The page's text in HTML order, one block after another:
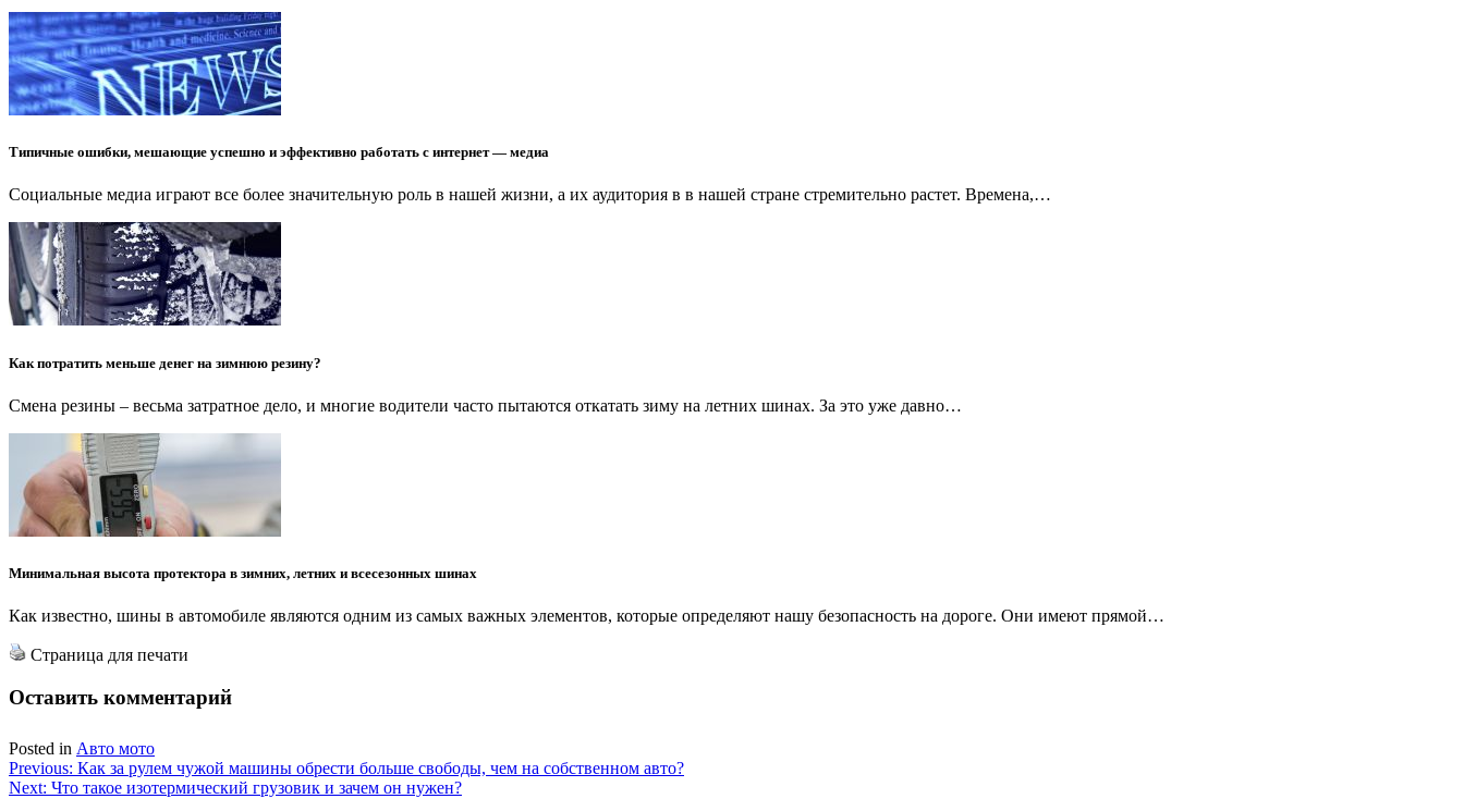
Типичные ошибки, мешающие успешно и эффективно работать с интернет — медиа
Социальные медиа играют все более значительную роль в нашей жизни, а их аудитория в в нашей стране стремительно растет. Времена,…
Как потратить меньше денег на зимнюю резину?
Смена резины – весьма затратное дело, и многие водители часто пытаются откатать зиму на летних шинах. За это уже давно…
Минимальная высота протектора в зимних, летних и всесезонных шинах
Как известно, шины в автомобиле являются одним из самых важных элементов, которые определяют нашу безопасность на дороге. Они имеют прямой…
Страница для печати
Оставить комментарий
Posted in Авто мото
Навигация
по
Previous: Как за рулем чужой машины обрести больше свободы, чем на собственном авто?
Next: Что такое изотермический грузовик и зачем он нужен?